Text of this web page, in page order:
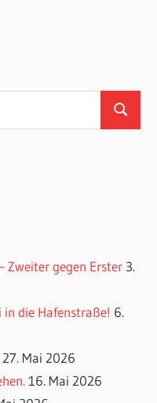
Suchen
Zweiter gegen Erster 3.
in die Hafenstraße! 6.
27. Mai 2026
16. Mai 2026